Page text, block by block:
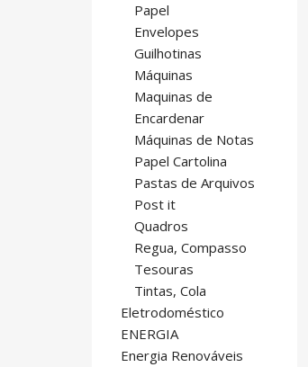
Papel
Envelopes
Guilhotinas
Máquinas
Maquinas de
Encardenar
Máquinas de Notas
Papel Cartolina
Pastas de Arquivos
Post it
Quadros
Regua, Compasso
Tesouras
Tintas, Cola
Eletrodoméstico
ENERGIA
Energia Renováveis